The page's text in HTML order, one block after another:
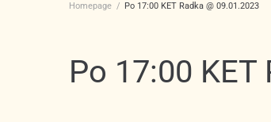
Homepage / Po 17:00 KET Radka @ 09.01.2023
Po 17:00 KET